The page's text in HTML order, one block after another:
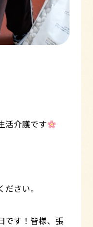
活介護です
さい。
です！皆様、張